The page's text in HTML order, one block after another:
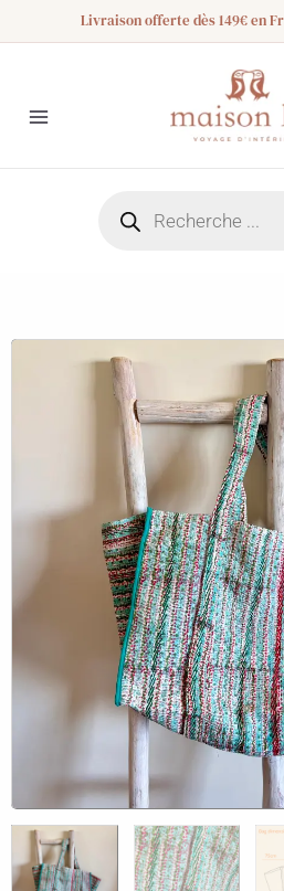
Livraison offerte dès 149€ en
produits